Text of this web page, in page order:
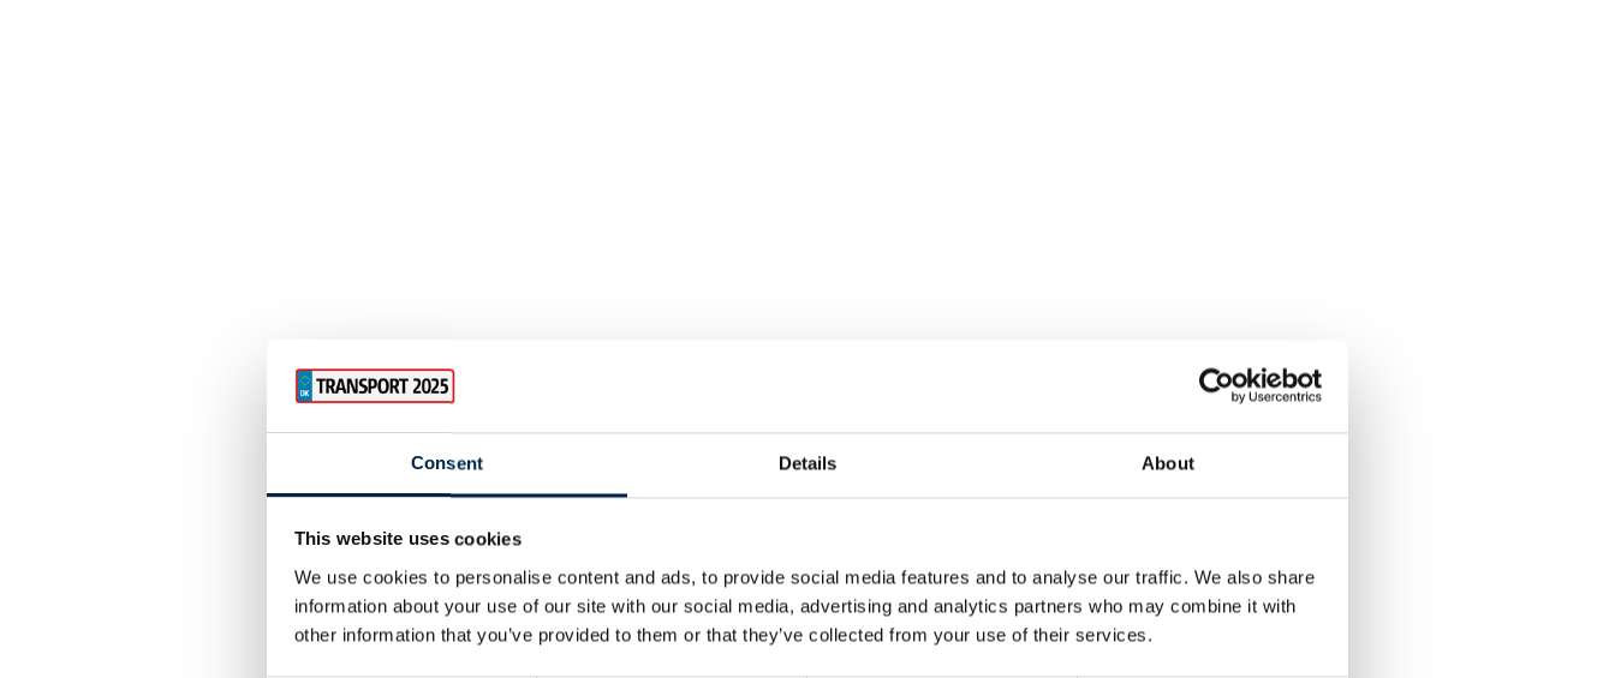
Consent Details About
This website uses cookies
We use cookies to personalise content and ads, to provide social media features and to analyse our traffic. We also share
information about your use of our site with our social media, advertising and analytics partners who may combine it with
other information that you’ve provided to them or that they’ve collected from your use of their services.